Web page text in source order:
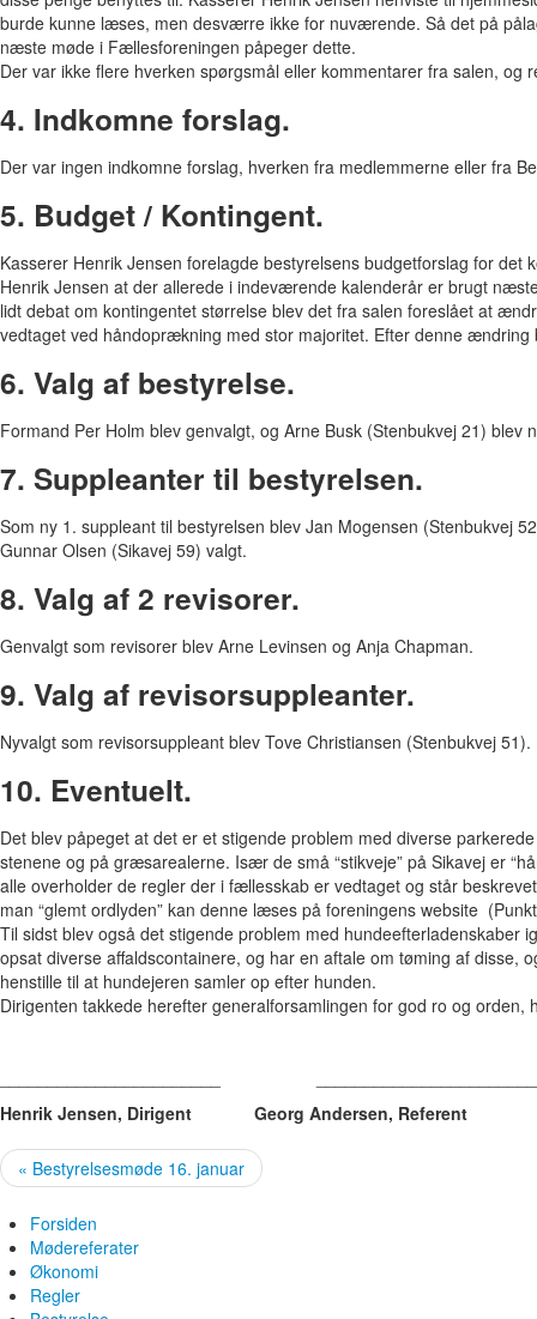
burde kunne læses, men desværre ikke for nuværende. Så det på
næste møde i Fællesforeningen påpeger dette.
Der var ikke flere hverken spørgsmål eller kommentarer fra salen, og
4. Indkomne forslag.
Der var ingen indkomne forslag, hverken fra medlemmerne eller fra
5. Budget / Kontingent.
Kasserer Henrik Jensen forelagde bestyrelsens budgetforslag for det
Henrik Jensen at der allerede i indeværende kalenderår er brugt
lidt debat om kontingentet størrelse blev det fra salen foreslået at
vedtaget ved håndoprækning med stor majoritet. Efter denne
6. Valg af bestyrelse.
Formand Per Holm blev genvalgt, og Arne Busk (Stenbukvej 21) blev
7. Suppleanter til bestyrelsen.
Som ny 1. suppleant til bestyrelsen blev Jan Mogensen (Stenbukvej
Gunnar Olsen (Sikavej 59) valgt.
8. Valg af 2 revisorer.
Genvalgt som revisorer blev Arne Levinsen og Anja Chapman.
9. Valg af revisorsuppleanter.
Nyvalgt som revisorsuppleant blev Tove Christiansen (Stenbukvej 51).
10. Eventuelt.
Det blev påpeget at det er et stigende problem med diverse
stenene og på græsarealerne. Især de små “stikveje” på Sikavej er
alle overholder de regler der i fællesskab er vedtaget og står
man “glemt ordlyden” kan denne læses på foreningens website
Til sidst blev også det stigende problem med hundeefterladenskaber
opsat diverse affaldscontainere, og har en aftale om tøming af disse,
henstille til at hundejeren samler op efter hunden.
Dirigenten takkede herefter generalforsamlingen for god ro og orden,
Henrik Jensen, Dirigent Georg Andersen, Referent
« Bestyrelsesmøde 16. januar
Forsiden
Mødereferater
Økonomi
Regler